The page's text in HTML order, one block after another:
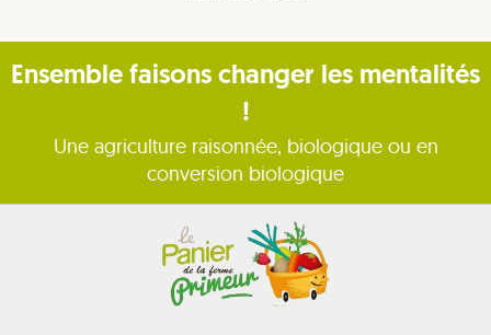
Ensemble faisons changer les mentalités
!
Une agriculture raisonnée, biologique ou en
conversion biologique